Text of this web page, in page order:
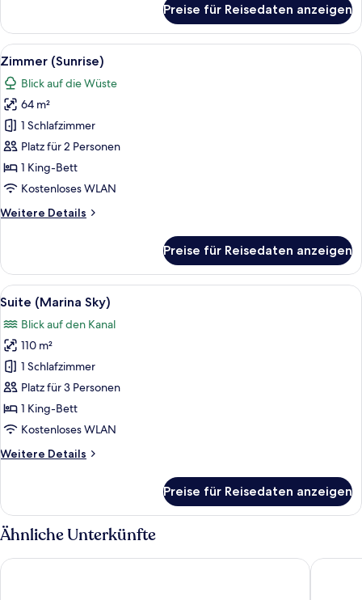
(Sunrise
Sky)
Preise für Reisedaten anzeigen
Alle
Fotos
für
Zimmer
(Sunrise)
anzeigen
Ein ordentlich bezogenes Bett mit
5
Zimmer (Sunrise)
Blick auf die Wüste
64 m²
1 Schlafzimmer
Platz für 2 Personen
1 King-Bett
Kostenloses WLAN
Weitere Details
Weitere
(Sunrise)
Preise für Reisedaten anzeigen
Alle
Fotos
für
Suite
(Marina
Sky)
anzeigen
Ein Balkon mit Frühstückstisch, mit
10
Suite (Marina Sky)
Blick auf den Kanal
110 m²
1 Schlafzimmer
Platz für 3 Personen
1 King-Bett
Kostenloses WLAN
Weitere Details
Weitere
(Marina
Sky)
Preise für Reisedaten anzeigen
Ähnliche Unterkünfte
Mandarin Oriental Downtown, Dubai